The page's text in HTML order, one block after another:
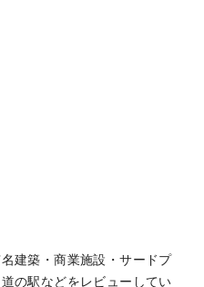
建築・商業施設・サードプ
の駅などをレビューしてい